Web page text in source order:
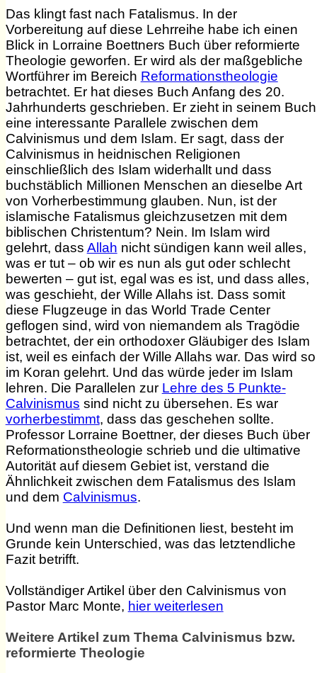
Das klingt fast nach Fatalismus. In der
Vorbereitung auf diese Lehrreihe habe ich einen
Blick in Lorraine Boettners Buch über reformierte
Theologie geworfen. Er wird als der maßgebliche
Wortführer im Bereich Reformationstheologie
betrachtet. Er hat dieses Buch Anfang des 20.
Jahrhunderts geschrieben. Er zieht in seinem Buch
eine interessante Parallele zwischen dem
Calvinismus und dem Islam. Er sagt, dass der
Calvinismus in heidnischen Religionen
einschließlich des Islam widerhallt und dass
buchstäblich Millionen Menschen an dieselbe Art
von Vorherbestimmung glauben. Nun, ist der
islamische Fatalismus gleichzusetzen mit dem
biblischen Christentum? Nein. Im Islam wird
gelehrt, dass Allah nicht sündigen kann weil alles,
was er tut – ob wir es nun als gut oder schlecht
bewerten – gut ist, egal was es ist, und dass alles,
was geschieht, der Wille Allahs ist. Dass somit
diese Flugzeuge in das World Trade Center
geflogen sind, wird von niemandem als Tragödie
betrachtet, der ein orthodoxer Gläubiger des Islam
ist, weil es einfach der Wille Allahs war. Das wird so
im Koran gelehrt. Und das würde jeder im Islam
lehren. Die Parallelen zur Lehre des 5 Punkte-
Calvinismus sind nicht zu übersehen. Es war
vorherbestimmt, dass das geschehen sollte.
Professor Lorraine Boettner, der dieses Buch über
Reformationstheologie schrieb und die ultimative
Autorität auf diesem Gebiet ist, verstand die
Ähnlichkeit zwischen dem Fatalismus des Islam
und dem Calvinismus.
Und wenn man die Definitionen liest, besteht im
Grunde kein Unterschied, was das letztendliche
Fazit betrifft.
Vollständiger Artikel über den Calvinismus von
Pastor Marc Monte, hier weiterlesen
Weitere Artikel zum Thema Calvinismus bzw.
reformierte Theologie